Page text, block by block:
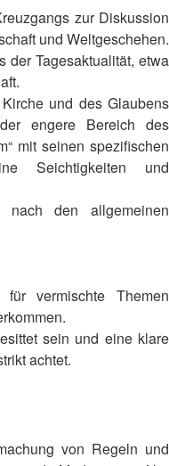
zur Diskussion
und Weltgeschehen.
der Tagesaktualität, etwa
und des Glaubens
engere Bereich des
mit seinen spezifischen
Seichtigkeiten und
den allgemeinen
vermischte Themen
sein und eine klare
achtet.
von Regeln und